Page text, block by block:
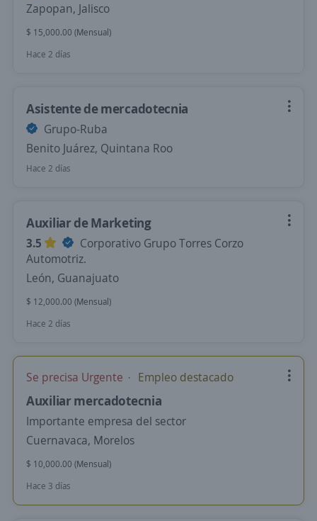
Zapopan, Jalisco
$ 15,000.00 (Mensual)
Hace 2 días
Asistente de mercadotecnia
Grupo-Ruba
Benito Juárez, Quintana Roo
Hace 2 días
Auxiliar de Marketing
3.5
Corporativo Grupo Torres Corzo
Automotriz.
León, Guanajuato
$ 12,000.00 (Mensual)
Hace 2 días
Se precisa Urgente Empleo destacado
Auxiliar mercadotecnia
Importante empresa del sector
Cuernavaca, Morelos
$ 10,000.00 (Mensual)
Hace 3 días